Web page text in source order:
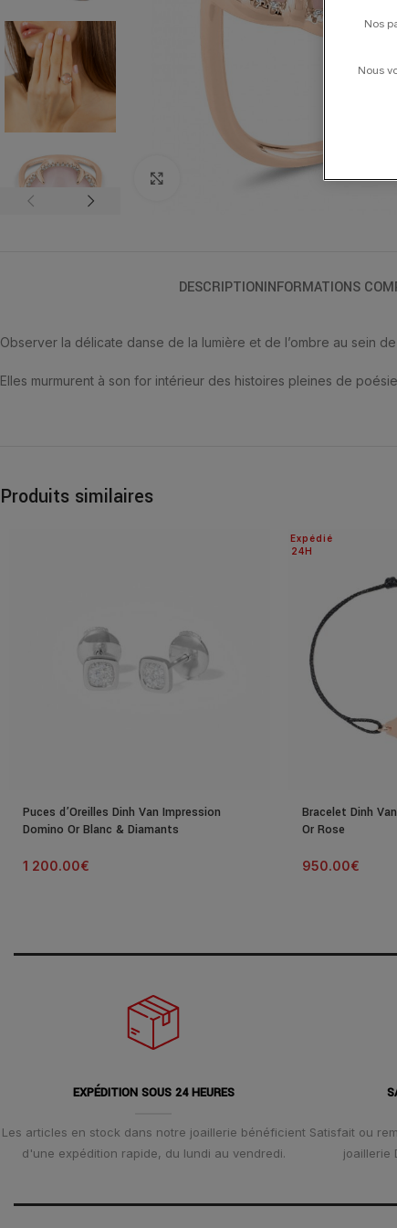
DESCRIPTIONINFORMATIONS
Observer la délicate danse de la lumière et de l’ombre au sein
Elles murmurent à son for intérieur des histoires pleines de
Produits similaires
Puces d’Oreilles Dinh Van Impression
Domino Or Blanc & Diamants
1 200.00€
24H
Expédié
Bracelet Dinh
Or Rose
950.00€
EXPÉDITION SOUS 24 HEURES
Les articles en stock dans notre joaillerie bénéficient
d'une expédition rapide, du lundi au vendredi.
Satisfait ou
joaillerie
Nos
Nous